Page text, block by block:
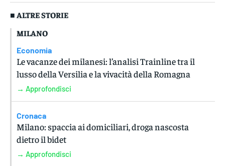
■ ALTRE STORIE
MILANO
Economia
Le vacanze dei milanesi: l’analisi Trainline tra il
lusso della Versilia e la vivacità della Romagna
→ Approfondisci
Cronaca
Milano: spaccia ai domiciliari, droga nascosta
dietro il bidet
→ Approfondisci